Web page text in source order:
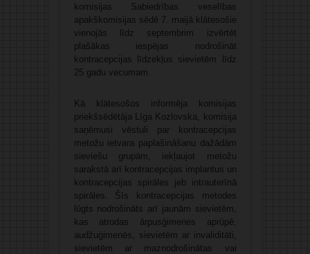
komisijas Sabiedrības veselības
apakškomisijas sēdē 7. maijā klātesošie
vienojās līdz septembrim izvērtēt
plašākas iespējas nodrošināt
kontracepcijas līdzekļus sievietēm līdz
25 gadu vecumam.
Kā klātesošos informēja komisijas
priekšsēdētāja Līga Kozlovska, komisija
saņēmusi vēstuli par kontracepcijas
metožu ietvara paplašināšanu dažādām
sieviešu grupām, iekļaujot metožu
sarakstā arī kontracepcijas implantus un
kontracepcijas spirāles jeb intrauterīnā
spirāles. Šīs kontracepcijas metodes
lūgts nodrošināts arī jaunām sievietēm,
kas atrodas ārpusģimenes aprūpē,
audžuģimenēs, sievietēm ar invaliditāti,
sievietēm ar maznodrošinātas vai